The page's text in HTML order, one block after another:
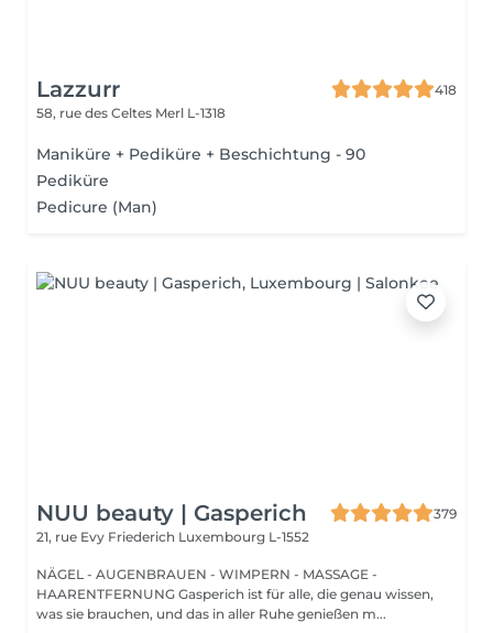
Lazzurr
418
58, rue des Celtes Merl L-1318
Maniküre + Pediküre + Beschichtung - 90
Pediküre
Pedicure (Man)
NUU beauty | Gasperich
379
21, rue Evy Friederich Luxembourg L-1552
NÄGEL - AUGENBRAUEN - WIMPERN - MASSAGE -
HAARENTFERNUNG Gasperich ist für alle, die genau wissen,
was sie brauchen, und das in aller Ruhe genießen m...